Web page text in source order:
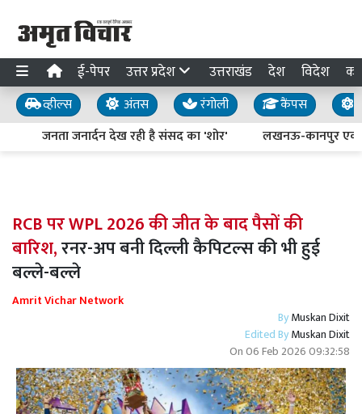
ई-पेपर उत्तर प्रदेश उत्तराखंड देश विदेश
व्हील्स अंतस रंगोली कैंपस
जनता जनार्दन देख रही है संसद का 'शोर'
लखनऊ-कानपुर
RCB पर WPL 2026 की जीत के बाद पैसों की
बारिश,रनर-अप बनी दिल्ली कैपिटल्स की भी हुई
बल्ले-बल्ले
Amrit Vichar Network
ByMuskan Dixit
Edited ByMuskan Dixit
On06 Feb 2026 09:32:58